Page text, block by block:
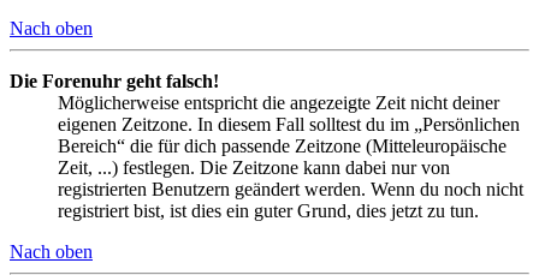
Nach oben
Die Forenuhr geht falsch!
Möglicherweise entspricht die angezeigte Zeit nicht deiner
eigenen Zeitzone. In diesem Fall solltest du im „Persönlichen
Bereich“ die für dich passende Zeitzone (Mitteleuropäische
Zeit, ...) festlegen. Die Zeitzone kann dabei nur von
registrierten Benutzern geändert werden. Wenn du noch nicht
registriert bist, ist dies ein guter Grund, dies jetzt zu tun.
Nach oben